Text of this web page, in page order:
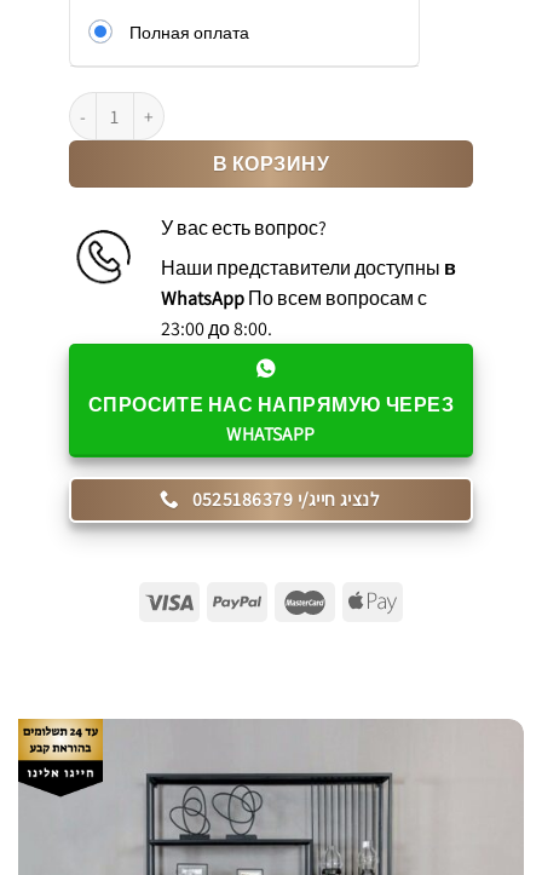
Полная оплата
В КОРЗИНУ
У вас есть вопрос?
Наши представители доступны в
WhatsAppПо всем вопросам с
23:00 до 8:00.
СПРОСИТЕ НАС НАПРЯМУЮ ЧЕРЕЗ
WHATSAPP
לנציג חייג/י 0525186379